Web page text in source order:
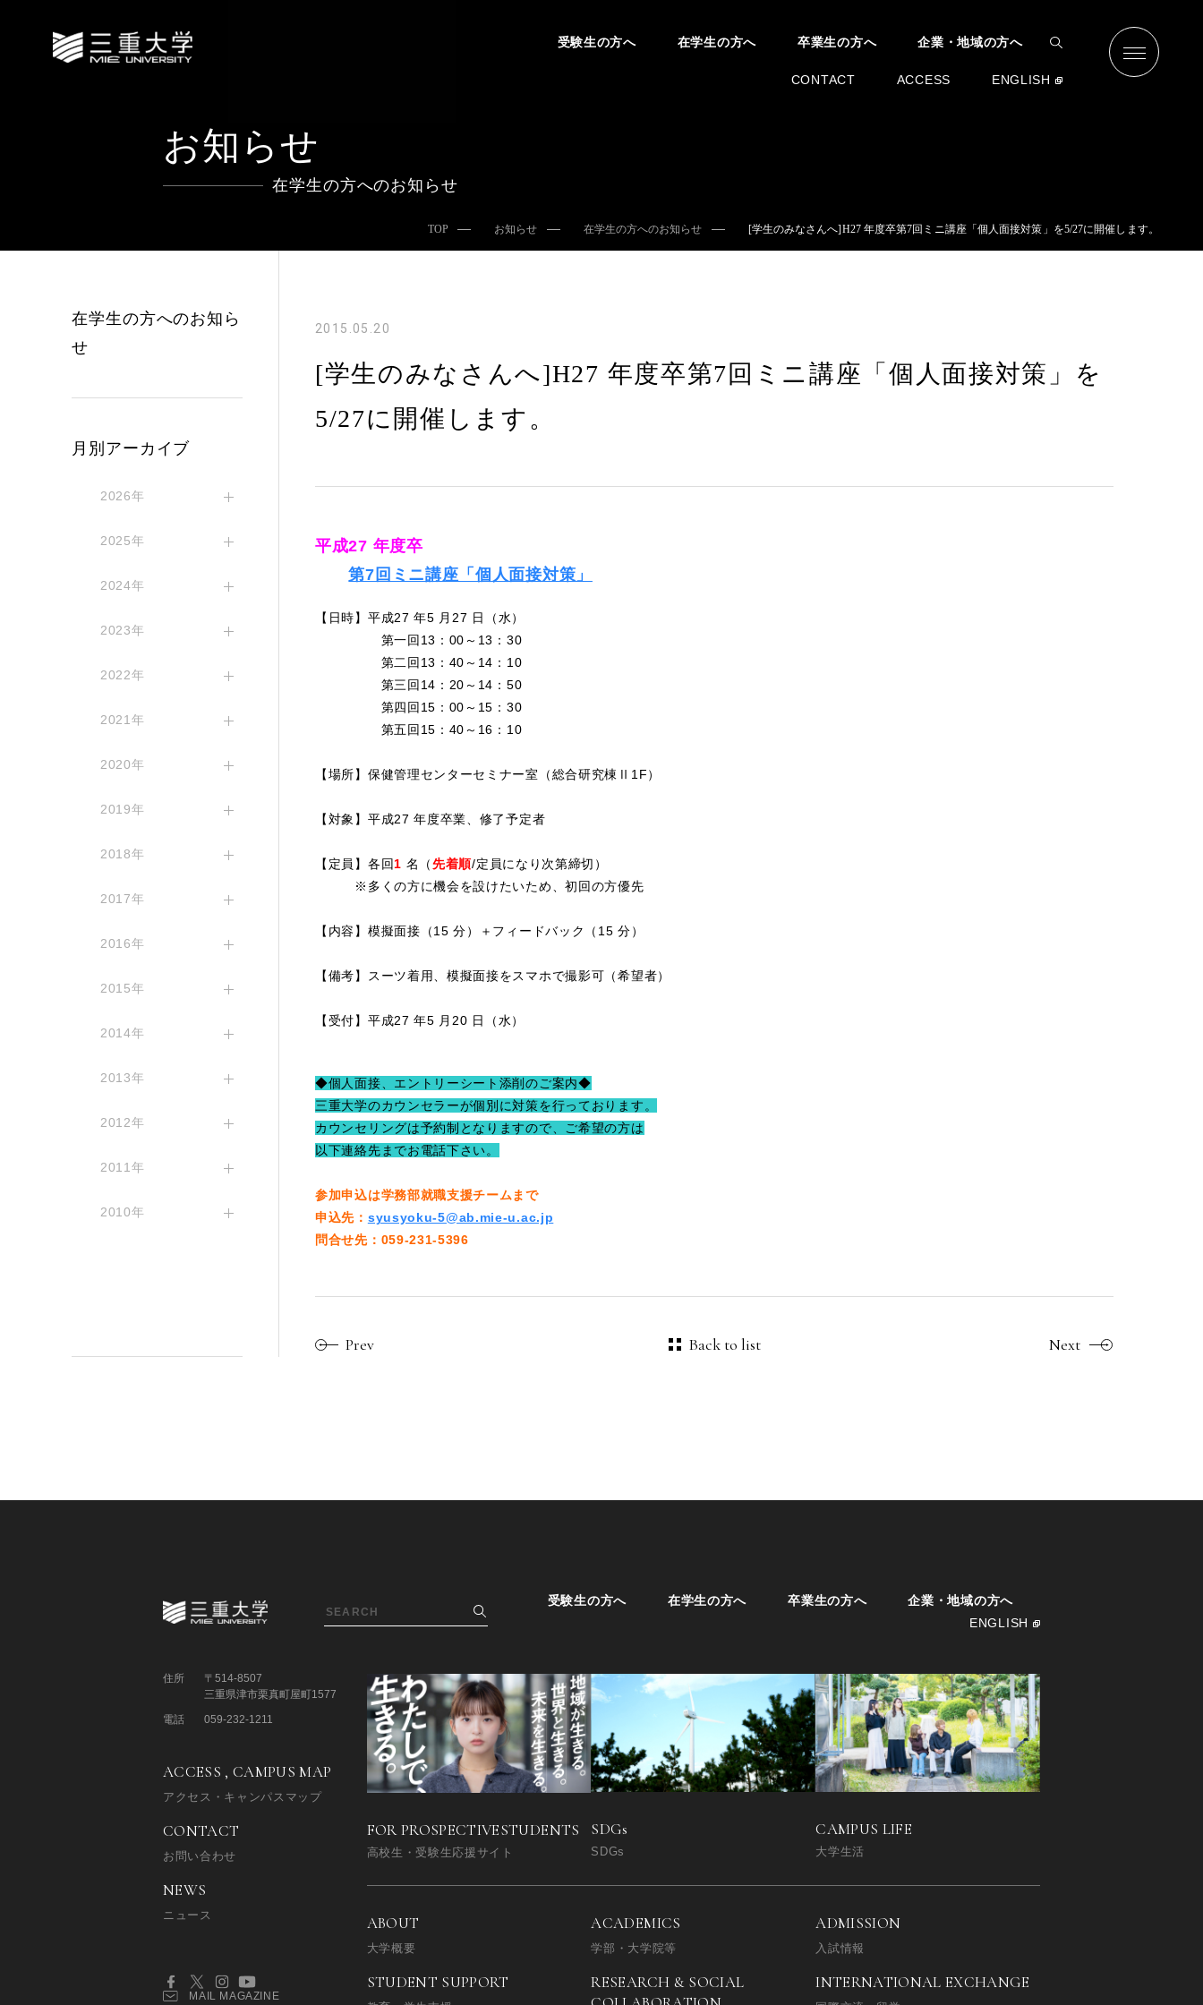
受験生の方へ 在学生の方へ 卒業生の方へ 企業・地域の方へ
CONTACT ACCESS ENGLISH
お知らせ
在学生の方へのお知らせ
TOP お知らせ 在学生の方へのお知らせ [学生のみなさんへ]H27 年度卒第7回ミニ講座「個人面接対策」を5/27に開催します。
2015.05.20
[学生のみなさんへ]H27 年度卒第7回ミニ講座「個人面接対策」を
5/27に開催します。
平成27 年度卒
第7回ミニ講座「個人面接対策」
【日時】平成27 年5 月27 日（水）
第一回13：00～13：30
第二回13：40～14：10
第三回14：20～14：50
第四回15：00～15：30
第五回15：40～16：10
【場所】保健管理センターセミナー室（総合研究棟Ⅱ1F）
【対象】平成27 年度卒業、修了予定者
【定員】各回1 名（先着順/定員になり次第締切）
※多くの方に機会を設けたいため、初回の方優先
【内容】模擬面接（15 分）＋フィードバック（15 分）
【備考】スーツ着用、模擬面接をスマホで撮影可（希望者）
【受付】平成27 年5 月20 日（水）
◆個人面接、エントリーシート添削のご案内◆
三重大学のカウンセラーが個別に対策を行っております。
カウンセリングは予約制となりますので、ご希望の方は
以下連絡先までお電話下さい。
参加申込は学務部就職支援チームまで
申込先： syusyoku-5@ab.mie-u.ac.jp
問合せ先：059-231-5396
Prev Back to list Next
在学生の方へのお知ら
せ
月別アーカイブ
2026年
2025年
2024年
2023年
2022年
2021年
2020年
2019年
2018年
2017年
2016年
2015年
2014年
2013年
2012年
2011年
2010年
受験生の方へ 在学生の方へ 卒業生の方へ
企業・地域の方へ
ENGLISH
FOR PROSPECTIVESTUDENTS
高校生・受験生応援サイト
SDGs
SDGs
CAMPUS LIFE
大学生活
ABOUT
大学概要
ACADEMICS
学部・大学院等
ADMISSION
入試情報
STUDENT SUPPORT
RESEARCH & SOCIAL
INTERNATIONAL EXCHANGE
住所
〒514-8507
三重県津市栗真町屋町1577
電話
059-232-1211
ACCESS , CAMPUS MAP
アクセス・キャンパスマップ
CONTACT
お問い合わせ
NEWS
ニュース
MAIL MAGAZINE